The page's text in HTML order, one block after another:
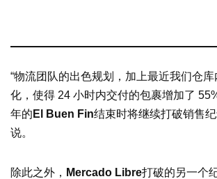
“物流团队的出色规划，加上最近我们仓
化，使得 24 小时内交付的包裹增加了
年的 El Buen Fin结束时将继续打破销售纪
说。
除此之外， Mercado Libre打破的另一个